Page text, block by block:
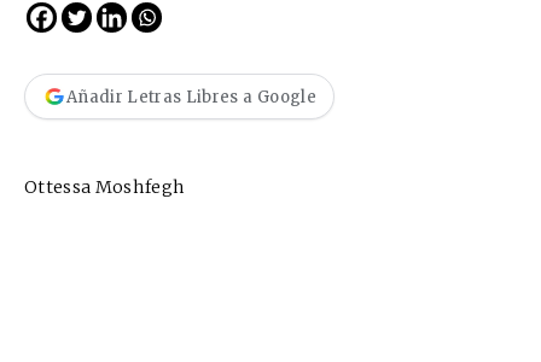
Añadir Letras Libres a Google
Ottessa Moshfegh